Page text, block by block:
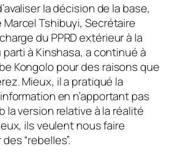
la décision de la base,
Marcel Tshibuyi, Secrétaire
du PPRD extérieur à la
à Kinshasa, a continué à
Kongolo pour des raisons que
Mieux, il a pratiqué la
en n’apportant pas
la version relative à la réalité
ils veulent nous faire
“rebelles”.